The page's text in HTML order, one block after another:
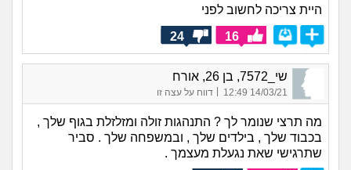
היית צריכה לחשוב לפני
16
24
שי_7572, בן 26, אורח
14/03/21 12:49
| דווח על עצה זו
מה תרצי שנומר לך ? התנהגות זולה ומזלזלת בגוף שלך ,
בכבוד שלך , בילדים שלך , ובמשפחה שלך . סביר
שתרגישי שאת נגעלת מעצמך .